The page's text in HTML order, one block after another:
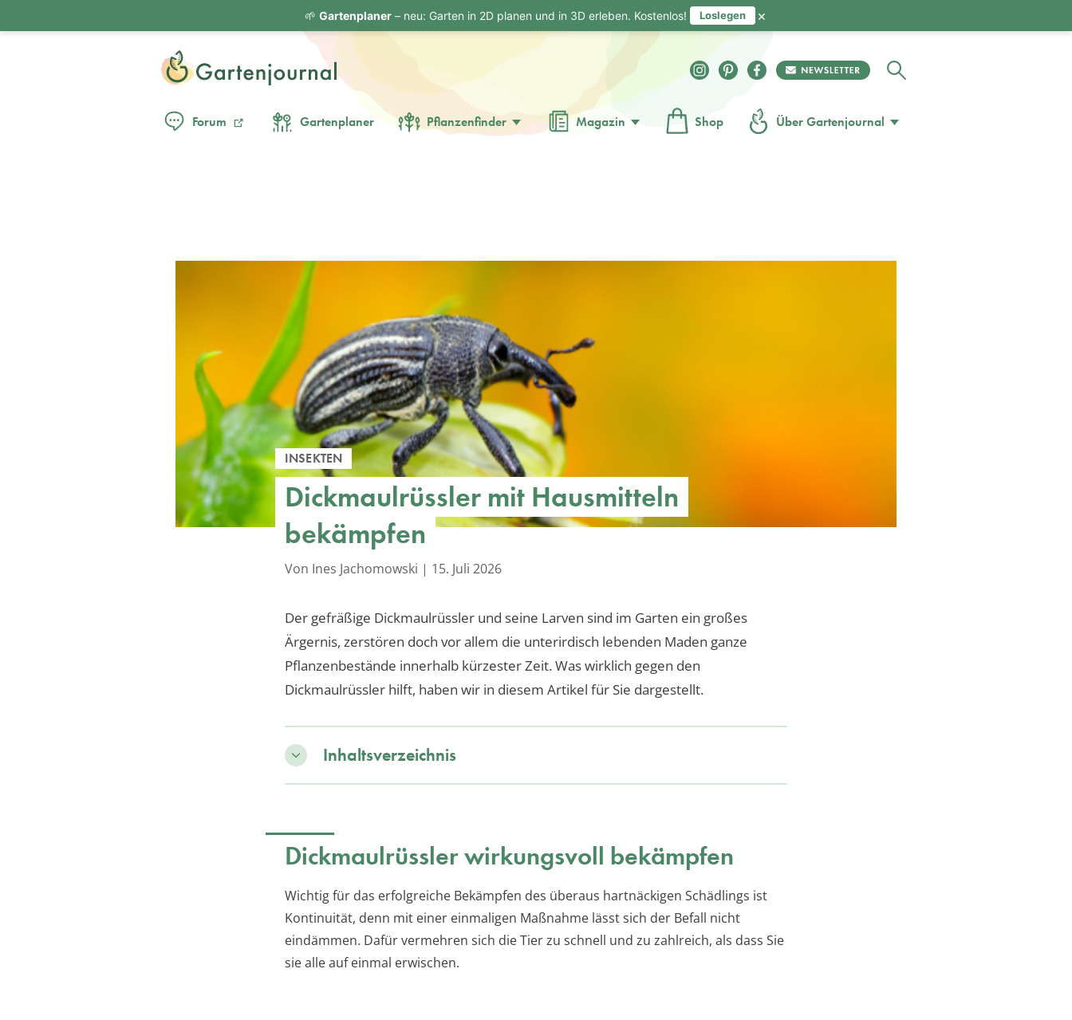
Forum Gartenplaner Pflanzenfinder Magazin Shop Über Gartenjournal
INSEKTEN
Dickmaulrüssler mit Hausmitteln
bekämpfen
Von Ines Jachomowski | 15. Juli 2026
Der gefräßige Dickmaulrüssler und seine Larven sind im Garten ein großes
Ärgernis, zerstören doch vor allem die unterirdisch lebenden Maden ganze
Pflanzenbestände innerhalb kürzester Zeit. Was wirklich gegen den
Dickmaulrüssler hilft, haben wir in diesem Artikel für Sie dargestellt.
Inhaltsverzeichnis
Dickmaulrüssler wirkungsvoll bekämpfen
Wichtig für das erfolgreiche Bekämpfen des überaus hartnäckigen Schädlings ist
Kontinuität, denn mit einer einmaligen Maßnahme lässt sich der Befall nicht
eindämmen. Dafür vermehren sich die Tier zu schnell und zu zahlreich, als dass Sie
sie alle auf einmal erwischen.
🌱 Gartenplaner– neu: Garten in 2D planen und in 3D erleben. Kostenlos! Loslegen ×